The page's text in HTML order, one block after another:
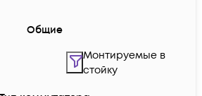
Общие
Монтируемые в
стойку